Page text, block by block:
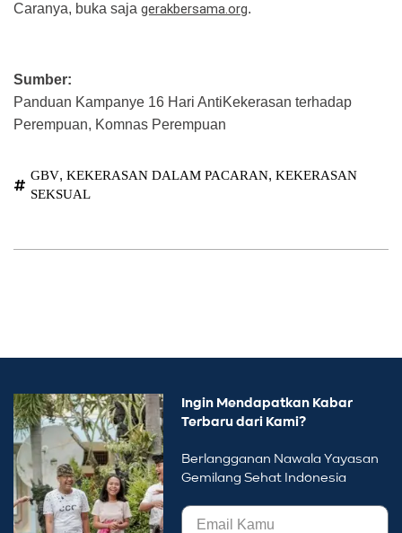
Caranya, buka saja gerakbersama.org.
Sumber:
Panduan Kampanye 16 Hari AntiKekerasan terhadap
Perempuan, Komnas Perempuan
GBV, KEKERASAN DALAM PACARAN, KEKERASAN
SEKSUAL
Ingin Mendapatkan Kabar
Terbaru dari Kami?
Berlangganan Nawala Yayasan
Gemilang Sehat Indonesia